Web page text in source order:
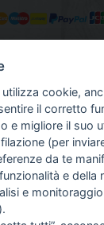
HOME
CHI SIAMO
NOTIZIE
CONTATTI
GUIDA AGLI
PROCEDURA DI
cookie,
il corretto
e migliore il suo
(per
da te
e della
e